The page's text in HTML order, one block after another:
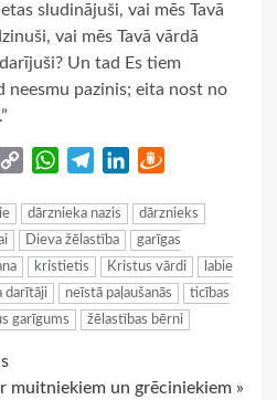
sludinājuši, vai mēs Tavā
vai mēs Tavā vārdā
Un tad Es tiem
neesmu pazinis; eita nost no
Copy
WhatsApp
TelegramLinkedIn
dārznieka nazis
dārznieks
Dieva žēlastība
garīgas
kristietis Kristus vārdi
labie
darītāji neīstā paļaušanās
ticības
garīgums žēlastības bērni
muitniekiem un grēciniekiem »